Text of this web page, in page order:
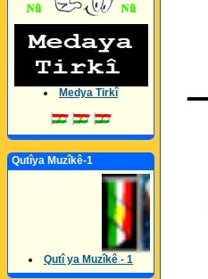
Medya Tirkî
Qutîya Muzîkê-1
Qutî ya Muzîkê - 1